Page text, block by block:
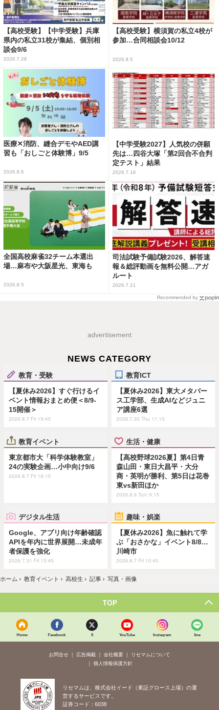
【高校受験】【中学受験】兵庫
県内の私立31校が集結、個別相
談会9/6
2026.7.28
【高校受験】横須賀の私立4校が
参加…合同相談会10/12
2026.8.5
医療✕消防、縫合デモやAED講
習も「おしごと体験博」9/5
2026.8.6
【中学受験2027】人気校の併願
先は…四谷大塚「第2回合不合判
定テスト」結果
2026.7.16
全国高校麻雀32チーム本選出
場…麻布や大阪星光、東海も
2026.8.5
司法試験予備試験2026、解答速
報＆総評動画を無料公開…アガ
ルート
2026.7.21
Recommended by
advertisement
NEWS CATEGORY
教育・受験
【夏休み2026】すぐ行けるイ
ベント情報おまとめ便＜8/9-
15開催＞
2026.8.7 Fri 19:45
教育ICT
【夏休み2026】東大メタバー
ス工学部、生成AIなどジュニ
ア講座6選
2026.7.30 Thu 11:15
教育イベント
東京都市大「科学体験教室」
24の実験企画…小中向け9/6
2026.8.7 Fri 18:15
生活・健康
【高校野球2026夏】第4日青
森山田・東日大昌平・大分
商・英明が勝利、第5日は花巻
東vs新田ほか
2026.8.9 Sun 9:15
デジタル生活
Google、アプリ向け年齢確認
APIを年内に世界展開…未成年
者保護を強化
2026.7.31 Fri 13:45
趣味・娯楽
【夏休み2026】魚に触れて学
ぶ「おさかな」イベント8/8…
川崎市
2026.8.7 Fri 10:45
ホーム › 教育イベント › 高校生 › 記事 › 写真・画像
TOP
Home Facebook X YouTube Instagram line
お問合せ 広告掲載 会社概要
リセマムについて
個人情報保護方針
リセマムは、株式会社イード（東証グロース上場）の運
営するサービスです。
証券コード：6038